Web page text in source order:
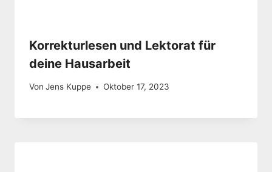
Korrekturlesen und Lektorat für
deine Hausarbeit
Von Jens Kuppe Oktober 17, 2023